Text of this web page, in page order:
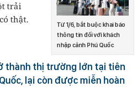
Từ 1/6, bắt buộc khai báo
thông tin đối với khách
nhập cảnh Phú Quốc
trải
thật.
thành thị trường lớn tại tiên
lại còn được miễn hoàn